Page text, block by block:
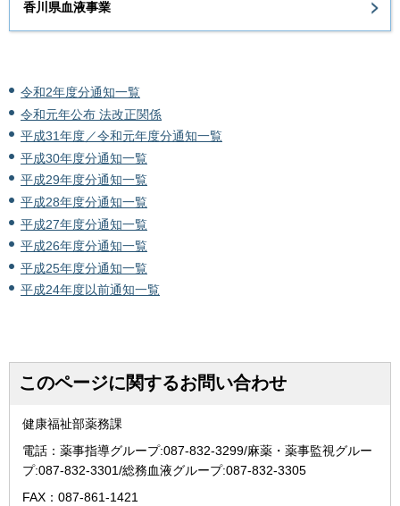
香川県血液事業
令和2年度分通知一覧
令和元年公布 法改正関係
平成31年度／令和元年度分通知一覧
平成30年度分通知一覧
平成29年度分通知一覧
平成28年度分通知一覧
平成27年度分通知一覧
平成26年度分通知一覧
平成25年度分通知一覧
平成24年度以前通知一覧
このページに関するお問い合わせ
健康福祉部薬務課
電話：薬事指導グループ:087-832-3299/麻薬・薬事監視グルー
プ:087-832-3301/総務血液グループ:087-832-3305
FAX：087-861-1421